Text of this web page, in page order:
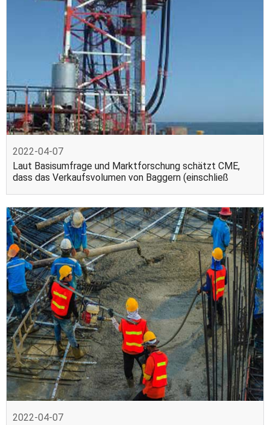
2022-04-07
Laut Basisumfrage und Marktforschung schätzt CME,
dass das Verkaufsvolumen von Baggern (einschließ
2022-04-07